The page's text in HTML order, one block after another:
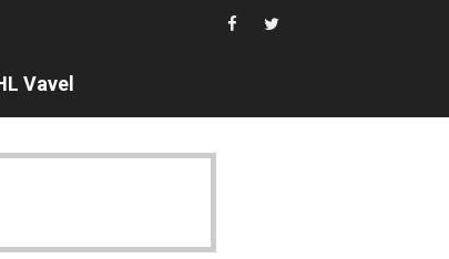
Slam Mexico
Ángela Martínez 5ª en 10km
Vavel